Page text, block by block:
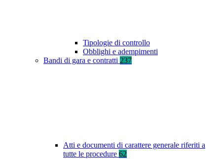
Tipologie di controllo
Obblighi e adempimenti
Bandi di gara e contratti 237
Atti e documenti di carattere generale riferiti a
tutte le procedure 62